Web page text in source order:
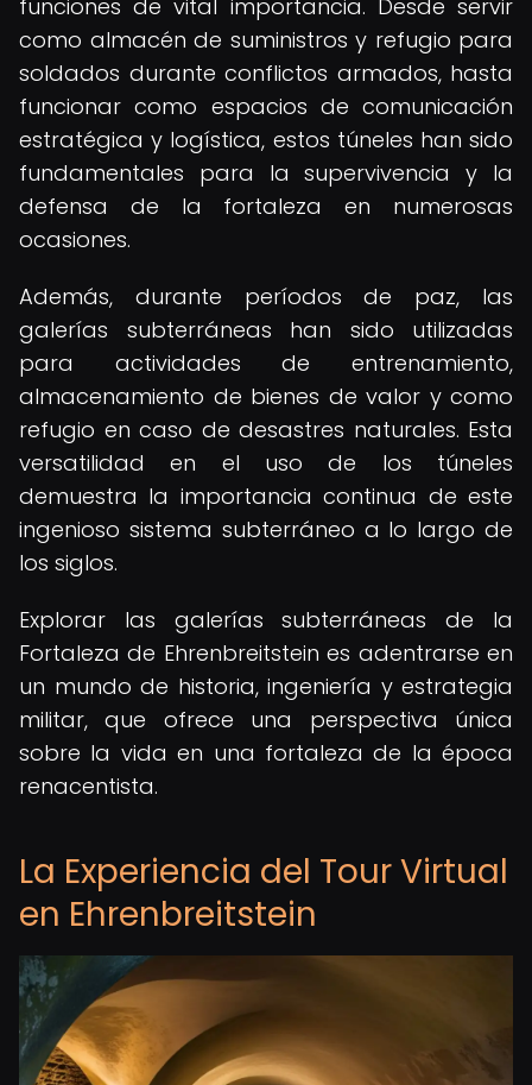
funciones de vital importancia. Desde servir
como almacén de suministros y refugio para
soldados durante conflictos armados, hasta
funcionar como espacios de comunicación
estratégica y logística, estos túneles han sido
fundamentales para la supervivencia y la
defensa de la fortaleza en numerosas
ocasiones.
Además, durante períodos de paz, las
galerías subterráneas han sido utilizadas
para actividades de entrenamiento,
almacenamiento de bienes de valor y como
refugio en caso de desastres naturales. Esta
versatilidad en el uso de los túneles
demuestra la importancia continua de este
ingenioso sistema subterráneo a lo largo de
los siglos.
Explorar las galerías subterráneas de la
Fortaleza de Ehrenbreitstein es adentrarse en
un mundo de historia, ingeniería y estrategia
militar, que ofrece una perspectiva única
sobre la vida en una fortaleza de la época
renacentista.
La Experiencia del Tour Virtual
en Ehrenbreitstein